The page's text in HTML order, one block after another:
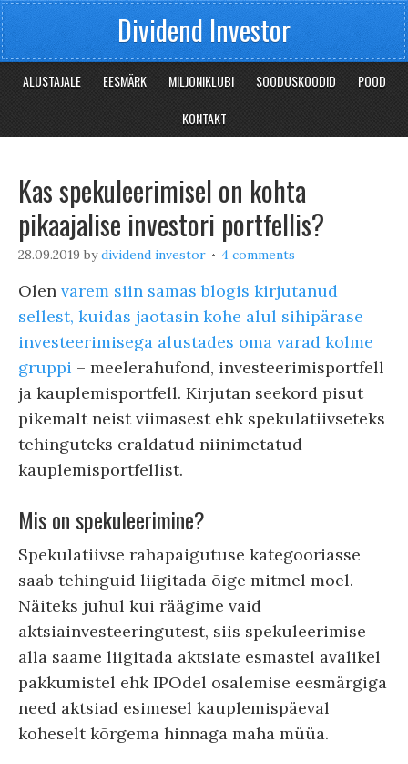
Dividend Investor
ALUSTAJALE EESMÄRK MILJONIKLUBI SOODUSKOODID
POOD
KONTAKT
Kas spekuleerimisel on kohta
pikaajalise investori portfellis?
28.09.2019 bydividend investor 4 comments
Olen varem siin samas blogis kirjutanud
sellest, kuidas jaotasin kohe alul sihipärase
investeerimisega alustades oma varad kolme
gruppi – meelerahufond, investeerimisportfell
ja kauplemisportfell. Kirjutan seekord pisut
pikemalt neist viimasest ehk spekulatiivseteks
tehinguteks eraldatud niinimetatud
kauplemisportfellist.
Mis on spekuleerimine?
Spekulatiivse rahapaigutuse kategooriasse
saab tehinguid liigitada õige mitmel moel.
Näiteks juhul kui räägime vaid
aktsiainvesteeringutest, siis spekuleerimise
alla saame liigitada aktsiate esmastel avalikel
pakkumistel ehk IPOdel osalemise eesmärgiga
need aktsiad esimesel kauplemispäeval
koheselt kõrgema hinnaga maha müüa.